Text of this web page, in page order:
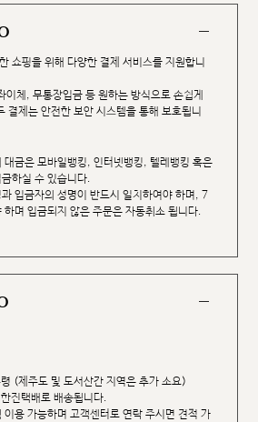
쇼핑을 위해 다양한 결제 서비스를 지원합니
이체, 무통장입금 등 원하는 방식으로 손쉽게
결제는 안전한 보안 시스템을 통해 보호됩니
대금은 모바일뱅킹, 인터넷뱅킹, 텔레뱅킹 혹은
하실 수 있습니다.
입금자의 성명이 반드시 일치하여야 하며, 7
하며 입금되지 않은 주문은 자동취소 됩니다.
(제주도 및 도서산간 지역은 추가 소요)
진택배로 배송됩니다.
용 가능하며 고객센터로 연락 주시면 견적 가